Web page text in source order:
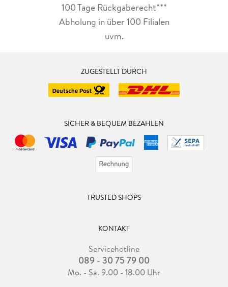
100 Tage Rückgaberecht***
Abholung in über 100 Filialen
uvm.
ZUGESTELLT DURCH
SICHER & BEQUEM BEZAHLEN
TRUSTED SHOPS
KONTAKT
Servicehotline
089 - 30 75 79 00
Mo. - Sa. 9.00 - 18.00 Uhr